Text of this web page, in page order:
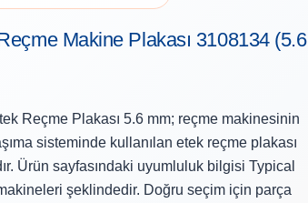
Makine Plakası 3108134 (5.6
Reçme Plakası 5.6 mm; reçme makinesinin
sisteminde kullanılan etek reçme plakası
Ürün sayfasındaki uyumluluk bilgisi Typical
şeklindedir. Doğru seçim için parça